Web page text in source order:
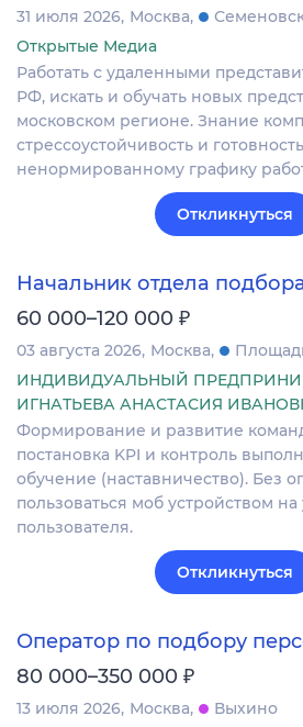
31 июля 2026 Москва
Открытые Медиа
Работать с удаленными
РФ, искать и обучать новых
московском регионе. Знание
стрессоустойчивость и
ненормированному графику
Откликнуться
Начальник отдела
60 000–120 000 ₽
03 августа 2026 Москва
ИНДИВИДУАЛЬНЫЙ
ИГНАТЬЕВА АНАСТАСИЯ
Формирование и развитие
постановка KPI и контроль
обучение (наставничество). Без
пользоваться моб устройством
пользователя.
Откликнуться
Оператор по подбору
80 000–350 000 ₽
13 июля 2026 Москва
Выхино